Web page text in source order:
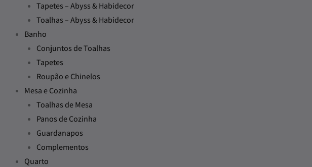
Tapetes – Abyss & Habidecor
Toalhas – Abyss & Habidecor
Banho
Conjuntos de Toalhas
Tapetes
Roupão e Chinelos
Mesa e Cozinha
Toalhas de Mesa
Panos de Cozinha
Guardanapos
Complementos
Quarto